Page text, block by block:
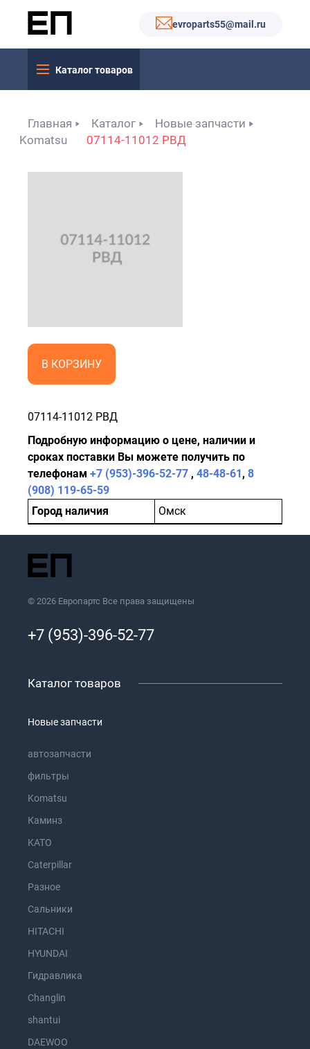
evroparts55@mail.ru
Каталог товаров
Главная Каталог
Новые запчасти
Komatsu
07114-11012 РВД
В КОРЗИНУ
07114-11012 РВД
Подробную информацию о цене, наличии и
сроках поставки Вы можете получить по
телефонам +7 (953)-396-52-77 , 48-48-61, 8
(908) 119-65-59
Город наличия
Омск
© 2026 Европартс Все права защищены
+7 (953)-396-52-77
Каталог товаров
Новые запчасти
автозапчасти
фильтры
Komatsu
Каминз
KATO
Caterpillar
Разное
Сальники
HITACHI
HYUNDAI
Гидравлика
Changlin
shantui
DAEWOO